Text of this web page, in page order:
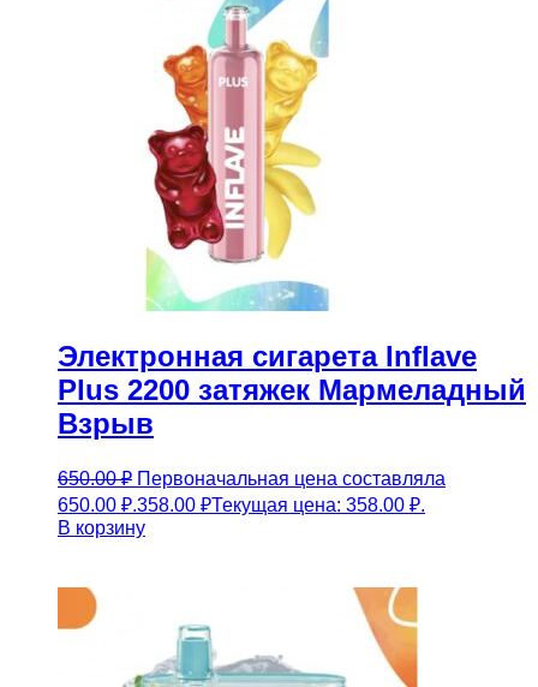
Электронная сигарета Inflave
Plus 2200 затяжек Мармеладный
Взрыв
650.00₽ Первоначальная цена составляла
650.00 ₽.358.00 ₽Текущая цена: 358.00 ₽.
В корзину